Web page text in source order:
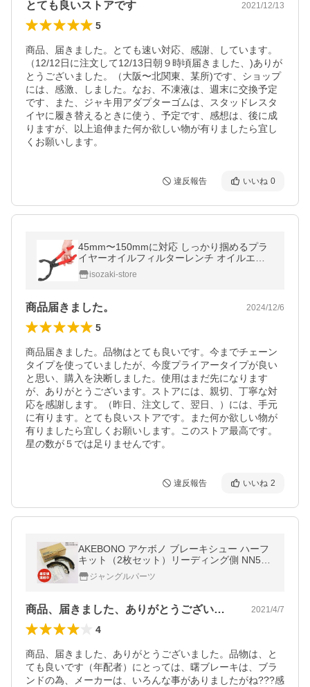
とても良いストアです 2021/12/13
5
商品、届きました。とても速い対応、感謝、しています。
（12/12日に注文して12/13日朝９時頃届きました、)ありが
とうございました。（大阪〜北関東、某所)です、ショップ
には、感激、しました。なお、不凍液は、週末に交換予定
です、また、ジャキ用アダプターゴムは、スタッドレスタ
イヤに履き替えるときに使う、予定です、感想は、後に成
りますが、以上追伸また何か欲しい物が有りましたら宜し
くお願いします。
違反報告 いいね 0
45mm〜150mmに対応 しっかり掴めるプラ
イヤーオイルフィルターレンチ オイルエレ
メント オイルレンチプライヤー
isozaki-store
商品届きました。 2024/12/6
5
商品届きました。品物はとても良いです。今までチェーン
タイプを使っていましたが、今度プライアータイプが良い
と思い、購入を決断しました。使用はまだ先になります
が、ありがとうございます。ストアには、親切、丁寧な対
応を感謝します。（昨日、注文して、翌日、）には、手元
に有ります。とても良いストアです。また何か欲しい物が
有りましたら宜しくお願いします。このストア最高です。
星の数が５では足りませんです。
違反報告 いいね 2
AKEBONO アケボノ ブレーキシュー ハーフ
キット（2枚セット）リーディング側 NN554
6F 曙ブレーキ工業 エブリィ バン ワゴン キ
ャリィジャングルパーツ
商品、届きました、ありがとうございまし… 2021/4/7
4
商品、届きました、ありがとうございました。品物は、と
ても良いです（年配者）にとっては、曙ブレーキは、ブラ
ンドの為、メーカーは、いろんな事がありましたがね???感